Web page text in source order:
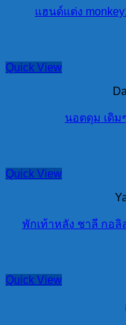
แฮนด์แต่ง
Quick View
นอตดุม เดิม
Quick View
พักเท้าหลัง ชาลี กอลิ
Quick View